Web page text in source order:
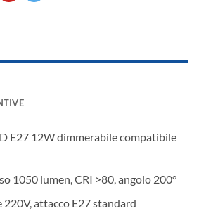
E27 12W dimmerabile compatibile
1050 lumen, CRI >80, angolo 200°
attacco E27 standard